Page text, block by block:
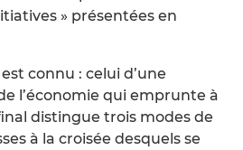
» présentées en
connu : celui d’une
l’économie qui emprunte à
distingue trois modes de
à la croisée desquels se